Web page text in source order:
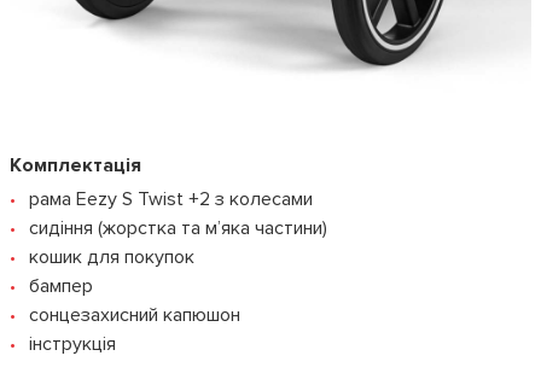
Комплектація
рама Eezy S Twist +2 з колесами
сидіння (жорстка та м’яка частини)
кошик для покупок
бампер
сонцезахисний капюшон
інструкція